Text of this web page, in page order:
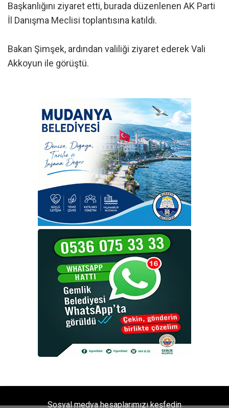
Başkanlığını ziyaret etti, burada düzenlenen AK Parti
İl Danışma Meclisi toplantısına katıldı.
Bakan Şimşek, ardından valiliği ziyaret ederek Vali
Akkoyun ile görüştü.
Sosyal medya hesaplarımızı keşfedin